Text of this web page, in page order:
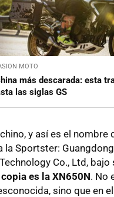
MOTO
más descarada: esta
las siglas GS
y así es el nombre
la Sportster:
Co., Ltd, bajo
es la XN650N. No
sino que en